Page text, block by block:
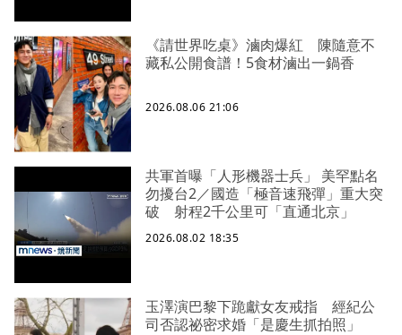
《請世界吃桌》滷肉爆紅 陳隨意不
藏私公開食譜！5食材滷出一鍋香
2026.08.06 21:06
共軍首曝「人形機器士兵」 美罕點名
勿擾台2／國造「極音速飛彈」重大突
破 射程2千公里可「直通北京」
2026.08.02 18:35
玉澤演巴黎下跪獻女友戒指 經紀公
司否認祕密求婚「是慶生抓拍照」